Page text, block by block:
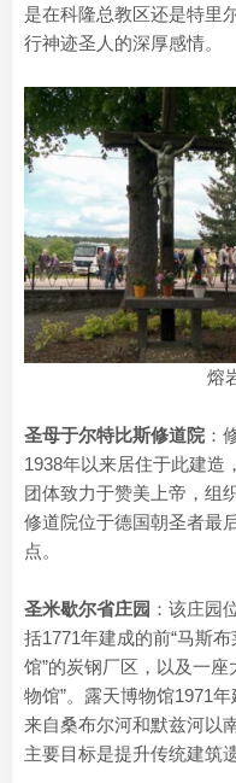
是在科隆总教区还是特里
行神迹圣人的深厚感情。
熔
圣母于尔特比斯修道院：
1938年以来居住于此建造
团体致力于赞美上帝，组
修道院位于德国朝圣者最
点。
圣米歇尔省庄园 ：该庄园
括1771年建成的前“马斯
馆”的炭钢厂区，以及一
物馆”。露天博物馆1971
来自桑布尔河和默兹河以
主要目标是提升传统建筑遗